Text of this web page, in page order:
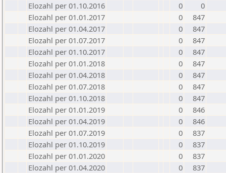
Elozahl per 01.10.2016
0
0
Elozahl per 01.01.2017
0
847
Elozahl per 01.04.2017
0
847
Elozahl per 01.07.2017
0
847
Elozahl per 01.10.2017
0
847
Elozahl per 01.01.2018
0
847
Elozahl per 01.04.2018
0
847
Elozahl per 01.07.2018
0
847
Elozahl per 01.10.2018
0
847
Elozahl per 01.01.2019
0
846
Elozahl per 01.04.2019
0
846
Elozahl per 01.07.2019
0
837
Elozahl per 01.10.2019
0
837
Elozahl per 01.01.2020
0
837
Elozahl per 01.04.2020
0
837